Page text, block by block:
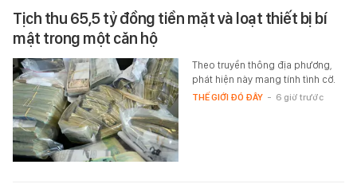
Tịch thu 65,5 tỷ đồng tiền mặt và loạt thiết bị bí
mật trong một căn hộ
Theo truyền thông địa phương,
phát hiện này mang tính tình cờ.
THẾ GIỚI ĐÓ ĐÂY - 6 giờ trước